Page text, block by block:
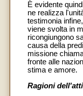
È evidente
ne realizza
testimonia
viene svolta in
ricongiungono
causa della
missione
fronte alle
stima e amore.
Ragioni